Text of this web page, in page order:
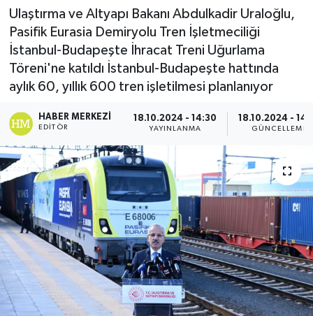
Ulaştırma ve Altyapı Bakanı Abdulkadir Uraloğlu,
Pasifik Eurasia Demiryolu Tren İşletmeciliği
İstanbul-Budapeşte İhracat Treni Uğurlama
Töreni'ne katıldı İstanbul-Budapeşte hattında
aylık 60, yıllık 600 tren işletilmesi planlanıyor
HABER MERKEZI
EDITÖR
18.10.2024 - 14:30
YAYINLANMA
18.10.2024 -
GÜNCELLEME
SAĞLIK
MAGAZİN
Haber Arşivi